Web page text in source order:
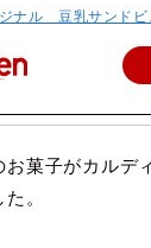
ナル 豆乳サンド
お菓子がカルデ
。